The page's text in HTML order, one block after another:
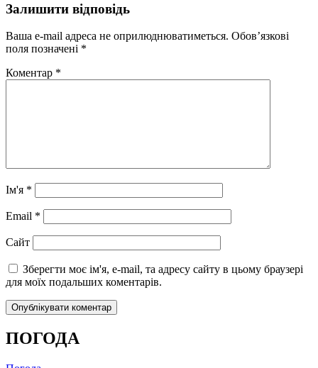
Залишити відповідь
Ваша e-mail адреса не оприлюднюватиметься. Обов’язкові
поля позначені *
Коментар *
Ім'я *
Email *
Сайт
Зберегти моє ім'я, e-mail, та адресу сайту в цьому браузері
для моїх подальших коментарів.
ПОГОДА